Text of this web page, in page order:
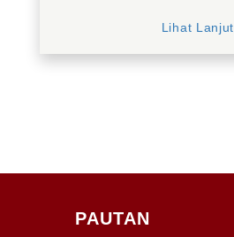
Lihat Lanjut
PAUTAN